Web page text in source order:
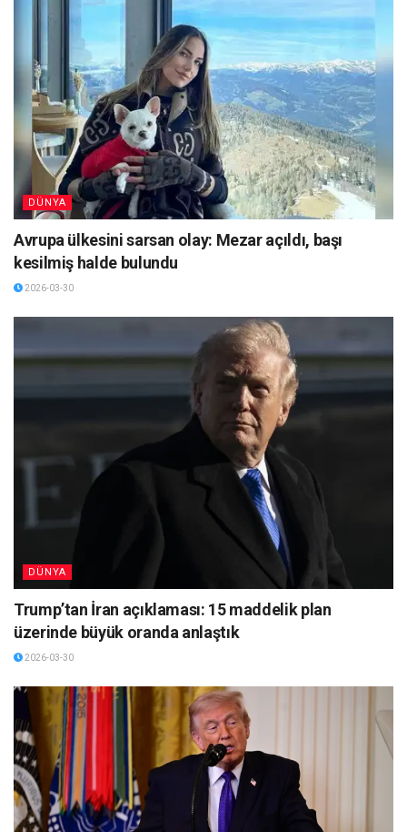
DÜNYA
Avrupa ülkesini sarsan olay: Mezar açıldı, başı
kesilmiş halde bulundu
2026-03-30
DÜNYA
Trump’tan İran açıklaması: 15 maddelik plan
üzerinde büyük oranda anlaştık
2026-03-30